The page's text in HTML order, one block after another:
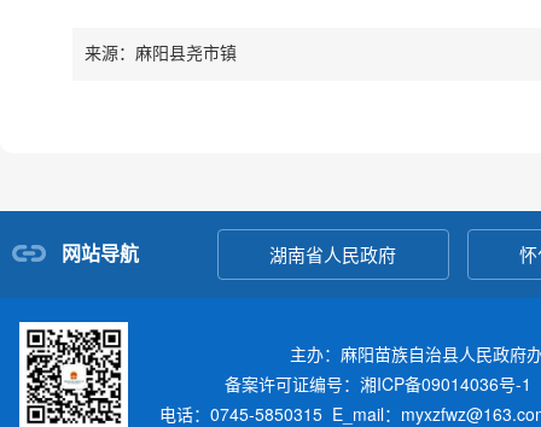
来源：麻阳县尧市镇
网站导航 湖南省人民政府
主办：麻阳苗族自治县人民政
备案许可证编号：湘ICP备09014036号-1
电话：0745-5850315 E_mail：